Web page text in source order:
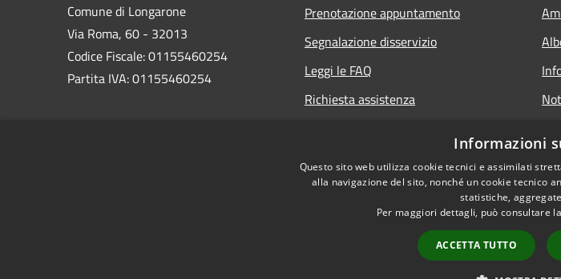
Comune di Longarone
Via Roma, 60 - 32013
Codice Fiscale: 01155460254
Partita IVA: 01155460254
Prenotazione appuntamento
Segnalazione disservizio
Leggi le FAQ
Richiesta assistenza
Informazioni
Questo sito web utilizza cookie tecnici e assimilati
alla navigazione del sito, nonché un cookie tecnico
statistiche,
Per maggiori dettagli, può consultare
ACCETTA TUTTO